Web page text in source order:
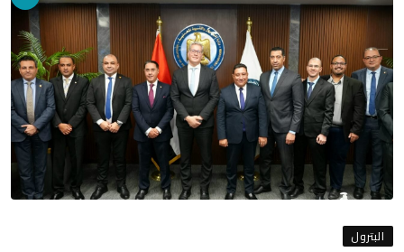
البترول